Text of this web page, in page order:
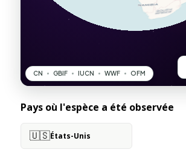
Pays où l'espèce a été observée
🇺🇸États-Unis